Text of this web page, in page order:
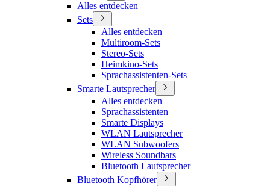
Alles entdecken
Sets
Alles entdecken
Multiroom-Sets
Stereo-Sets
Heimkino-Sets
Sprachassistenten-Sets
Smarte Lautsprecher
Alles entdecken
Sprachassistenten
Smarte Displays
WLAN Lautsprecher
WLAN Subwoofers
Wireless Soundbars
Bluetooth Lautsprecher
Bluetooth Kopfhörer